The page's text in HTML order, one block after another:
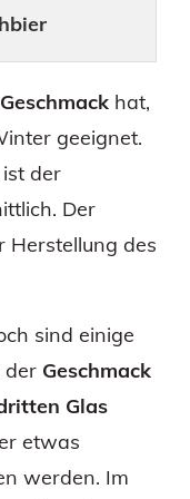
hat,
geeignet.
der
Der
Herstellung des
sind einige
der Geschmack
Glas
etwas
werden. Im